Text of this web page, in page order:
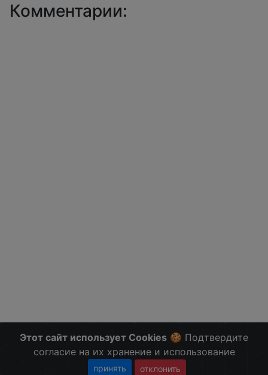
Комментарии:
Этот сайт использует Cookies 🍪 Подтвердите
согласие на их хранение и использование
принять отклонить